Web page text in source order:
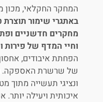
המחקר החקלאי, מכון
באתגרי שימור
מחקרים חדשניים
וחיי המדף של פירות
הפחתת איבודים, אחסון
של שרשרת האספקה.
ונציגי תעשייה מתוך
איכותית ויעילה